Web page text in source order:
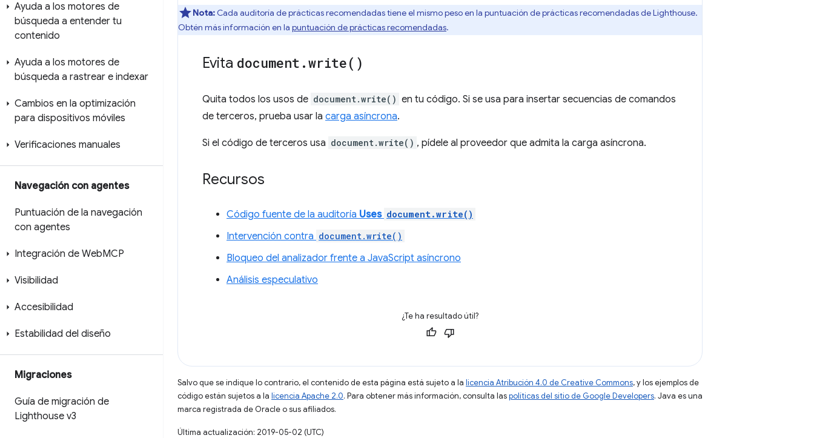
Ayuda a los motores de
búsqueda a entender tu
contenido
Ayuda a los motores de
búsqueda a rastrear e indexar
Cambios en la optimización
para dispositivos móviles
Verificaciones manuales
Navegación con agentes
Puntuación de la navegación
con agentes
Integración de WebMCP
Visibilidad
Accesibilidad
Estabilidad del diseño
Migraciones
Guía de migración de
Lighthouse v3
Nota: Cada auditoría de prácticas recomendadas tiene el mismo peso en la puntuación de prácticas recomendadas de Lighthouse.
Obtén más información en la puntuación de prácticas recomendadas.
Evita document .write( )
Quita todos los usos de document.write() en tu código. Si se usa para insertar secuencias de comandos
de terceros, prueba usar la carga asíncrona.
Si el código de terceros usa document.write() , pídele al proveedor que admita la carga asíncrona.
Recursos
Código fuente de la auditoría Uses document.write()
Intervención contra document.write()
Bloqueo del analizador frente a JavaScript asíncrono
Análisis especulativo
¿Te ha resultado útil?
Salvo que se indique lo contrario, el contenido de esta página está sujeto a la licencia Atribución 4.0 de Creative Commons, y los ejemplos de
código están sujetos a la licencia Apache 2.0. Para obtener más información, consulta laspolíticas del sitio de Google Developers. Java es una
marca registrada de Oracle o sus afiliados.
Última actualización: 2019-05-02 (UTC)